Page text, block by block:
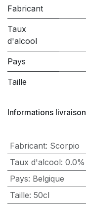
Fabricant
Taux
d'alcool
Pays
Taille
Informations livraison
Fabricant: Scorpio
Taux d'alcool: 0.0%
Pays: Belgique
Taille: 50cl